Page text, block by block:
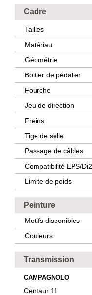
Cadre
Tailles
Matériau
Géométrie
Boitier de pédalier
Fourche
Jeu de direction
Freins
Tige de selle
Passage de câbles
Compatibilité EPS/Di2
Limite de poids
Peinture
Motifs disponibles
Couleurs
Transmission
CAMPAGNOLO
Centaur 11